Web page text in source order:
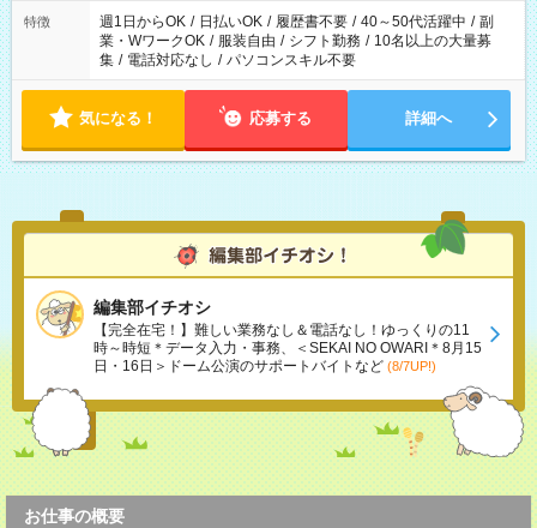
特徴 週1日からOK / 日払いOK / 履歴書不要 / 40～50代活躍中 / 副
業・WワークOK / 服装自由 / シフト勤務 / 10名以上の大量募
集 / 電話対応なし / パソコンスキル不要
気になる！ 応募する 詳細へ
編集部イチオシ
【完全在宅！】難しい業務なし＆電話なし！ゆっくりの11
時～時短＊データ入力・事務、＜SEKAI NO OWARI＊8月15
日・16日＞ドーム公演のサポートバイトなど (8/7UP!)
お仕事の概要